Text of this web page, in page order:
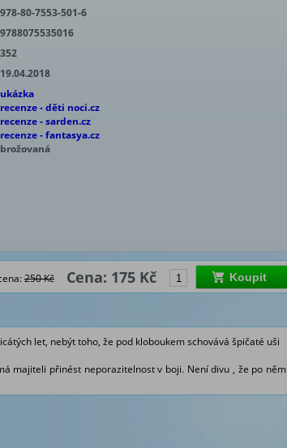
978-80-7553-501-6
9788075535016
352
19.04.2018
ukázka
recenze - děti noci.cz
recenze - sarden.cz
recenze - fantasya.cz
brožovaná
250 Kč Cena: 175 Kč Koupit
let, nebýt toho, že pod kloboukem schovává špičaté uši
majiteli přinést neporazitelnost v boji. Není divu , že po něm